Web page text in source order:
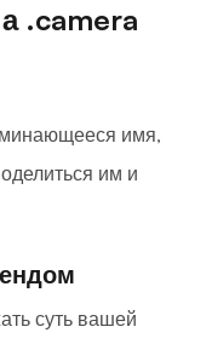
.camera
имя,
им и
суть вашей